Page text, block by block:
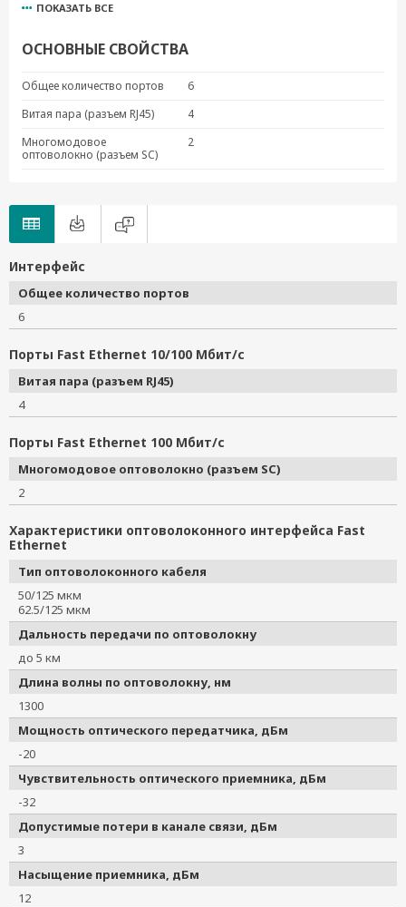
RM-G4000-4MST2TX
RM-G4000-6MSC
RM-G4000-6MST
RM-G4000-8GPoE
RM-G4000-8GSFP
RM-G4000-8SFP
RM-G4000-8TX
RM-G4000-PL-8GTX
ПОКАЗАТЬ ВСЕ
ОСНОВНЫЕ СВОЙСТВА
Общее количество портов
6
Витая пара (разъем RJ45)
4
Многомодовое
оптоволокно (разъем SC)
2
Интерфейс
Общее количество портов
6
Порты Fast Ethernet 10/100 Мбит/с
Витая пара (разъем RJ45)
4
Порты Fast Ethernet 100 Мбит/с
Многомодовое оптоволокно (разъем SC)
2
Характеристики оптоволоконного интерфейса Fast
Ethernet
Тип оптоволоконного кабеля
50/125 мкм
62.5/125 мкм
Дальность передачи по оптоволокну
до 5 км
Длина волны по оптоволокну, нм
1300
Мощность оптического передатчика, дБм
-20
Чувствительность оптического приемника, дБм
-32
Допустимые потери в канале связи, дБм
3
Насыщение приемника, дБм
12